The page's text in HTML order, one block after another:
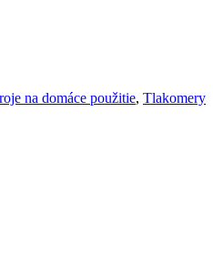
na domáce použitie, Tlakomery